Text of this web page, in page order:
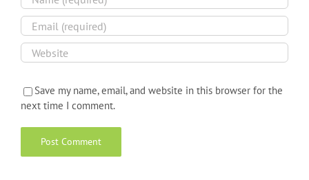
Save my name, email, and website in this browser for the
next time I comment.